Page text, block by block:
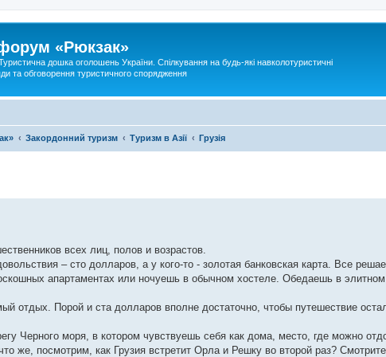
«Рюкзак»
дошка оголошень України. Спілкування на будь-які навколотуристичні
та обговорення туристичного спорядження
Закордонний туризм Туризм в Азії Грузія
всех лиц, полов и возрастов.
– сто долларов, а у кого-то - золотая банковская карта. Все
апартаментах или ночуешь в обычном хостеле. Обедаешь в элитном
отдых. Порой и ста долларов вполне достаточно, чтобы путешествие
Черного моря, в котором чувствуешь себя как дома, место, где можно
же, посмотрим, как Грузия встретит Орла и Решку во второй раз? Смотрите